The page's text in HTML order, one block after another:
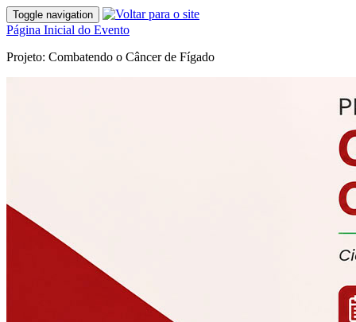
Toggle navigation
Página Inicial do Evento
Projeto: Combatendo o Câncer de Fígado